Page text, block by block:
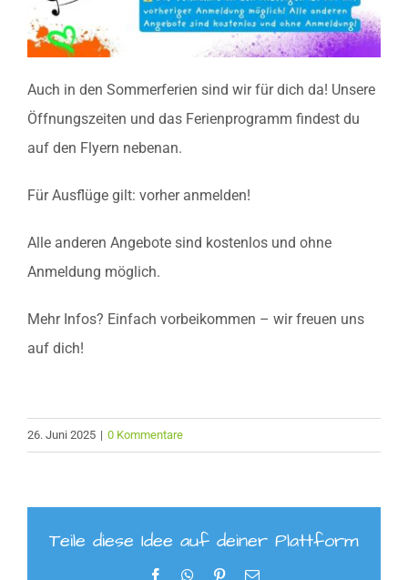
Auch in den Sommerferien sind wir für dich da! Unsere
Öffnungszeiten und das Ferienprogramm findest du
auf den Flyern nebenan.
Für Ausflüge gilt: vorher anmelden!
Alle anderen Angebote sind kostenlos und ohne
Anmeldung möglich.
Mehr Infos? Einfach vorbeikommen – wir freuen uns
auf dich!
26. Juni 2025 | 0 Kommentare
Teile diese Idee auf deiner Plattform
FacebookWhatsApp
Pinterest
E-